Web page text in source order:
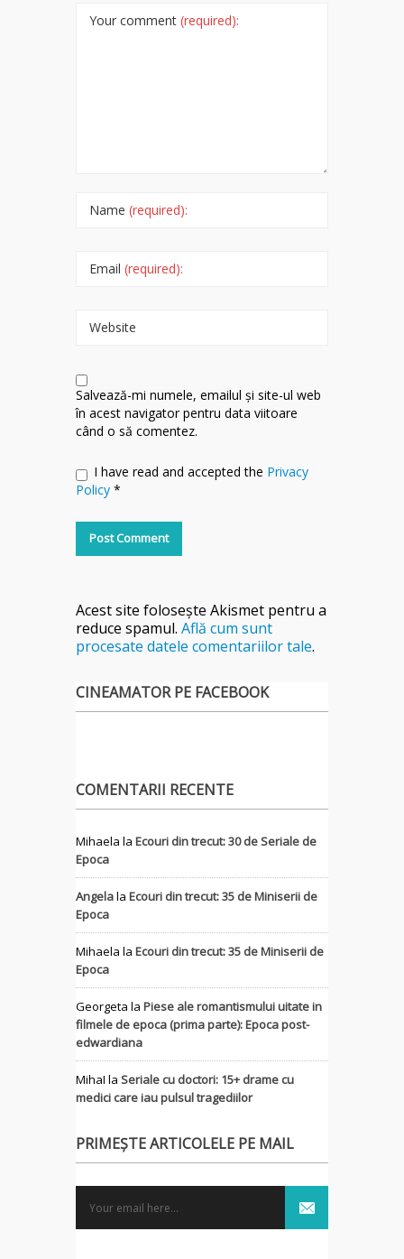
Your comment (required):
Name (required):
Email (required):
Website
Salvează-mi numele, emailul și site-ul web
în acest navigator pentru data viitoare
când o să comentez.
I have read and accepted the Privacy
Policy *
Acest site folosește Akismet pentru a
reduce spamul. Află cum sunt
procesate datele comentariilor tale.
CINEAMATOR PE FACEBOOK
COMENTARII RECENTE
Mihaela la Ecouri din trecut: 30 de Seriale de
Epoca
Angelala Ecouri din trecut: 35 de Miniserii de
Epoca
Mihaela la Ecouri din trecut: 35 de Miniserii de
Epoca
Georgeta la Piese ale romantismului uitate in
filmele de epoca (prima parte): Epoca post-
edwardiana
MihaI la Seriale cu doctori: 15+ drame cu
medici care iau pulsul tragediilor
PRIMEȘTE ARTICOLELE PE MAIL